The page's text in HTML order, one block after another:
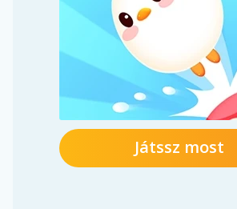
Játssz most